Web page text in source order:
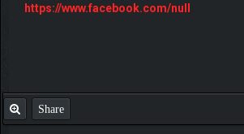
https://www.facebook.com/null
Share